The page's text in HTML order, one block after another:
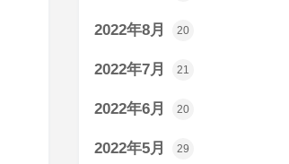
2022年8月 20
2022年7月 21
2022年6月 20
2022年5月 29